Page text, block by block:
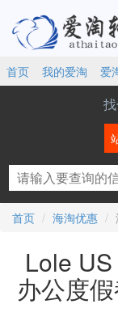
首页 我的爱淘 爱
首页 海淘优惠
Lole
办公度